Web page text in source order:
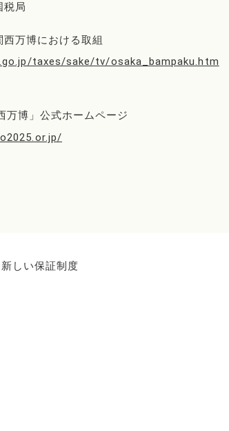
税局
西万博における取組
taxes/sake/tv/osaka_bampaku.htm
万博」公式ホームページ
しい保証制度